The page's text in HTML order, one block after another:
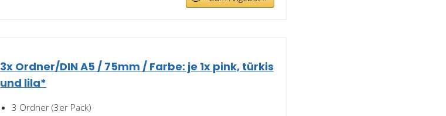
3x Ordner/DIN A5 / 75mm / Farbe: je 1x pink, türkis
und lila*
3 Ordner (3er Pack)